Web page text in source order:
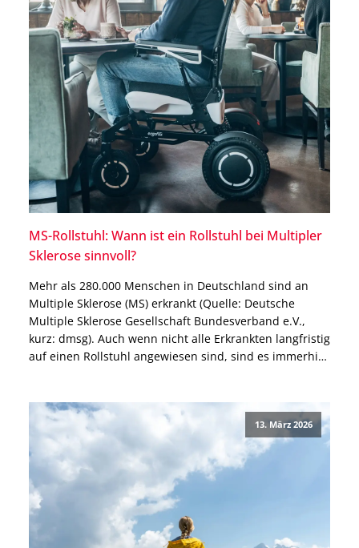
MS-Rollstuhl: Wann ist ein Rollstuhl bei Multipler
Sklerose sinnvoll?
Mehr als 280.000 Menschen in Deutschland sind an
Multiple Sklerose (MS) erkrankt (Quelle: Deutsche
Multiple Sklerose Gesellschaft Bundesverband e.V.,
kurz: dmsg). Auch wenn nicht alle Erkrankten langfristig
auf einen Rollstuhl angewiesen sind, sind es immerhin
benötigen. Grund dafür können besonders stark […]
13. März 2026